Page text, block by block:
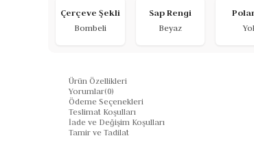
Çerçeve Şekli
Bombeli
Sap Rengi
Beyaz
Ürün Özellikleri
Yorumlar(0)
Ödeme Seçenekleri
Teslimat Koşulları
İade ve Değişim Koşulları
Tamir ve Tadilat